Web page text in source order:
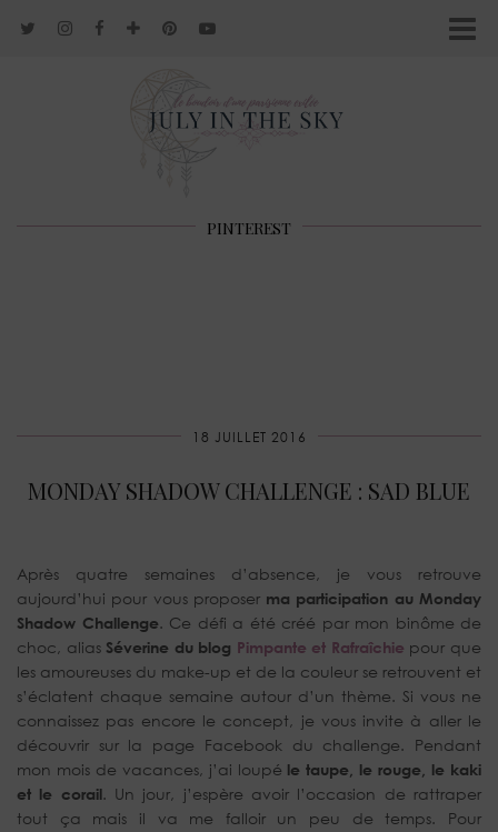
PINTEREST
18 JUILLET 2016
MONDAY SHADOW CHALLENGE : SAD BLUE
Après quatre semaines d’absence, je vous retrouve
aujourd’hui pour vous proposer ma participation au Monday
Shadow Challenge. Ce défi a été créé par mon binôme de
choc, alias Séverine du blog Pimpante et Rafraîchie pour que
les amoureuses du make-up et de la couleur se retrouvent et
s’éclatent chaque semaine autour d’un thème. Si vous ne
connaissez pas encore le concept, je vous invite à aller le
découvrir sur la page Facebook du challenge. Pendant
mon mois de vacances, j’ai loupé le taupe, le rouge, le kaki
et le corail. Un jour, j’espère avoir l’occasion de rattraper
tout ça mais il va me falloir un peu de temps. Pour